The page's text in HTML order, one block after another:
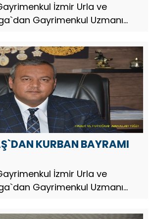
İzmir Urla ve
Gayrimenkul Uzmanı
187.
KURBAN BAYRAMI
İzmir Urla ve
Gayrimenkul Uzmanı
dolayısıyla bir mesaj